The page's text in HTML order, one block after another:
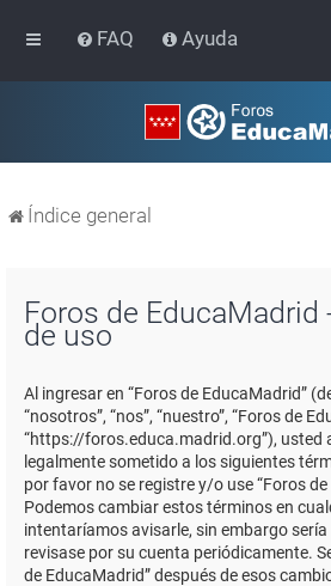
FAQ Ayuda
Índice general
Foros de EducaMadrid
de uso
Al ingresar en “Foros de EducaMadrid”
“nosotros”, “nos”, “nuestro”, “Foros de
“https://foros.educa.madrid.org”), usted
legalmente sometido a los siguientes
por favor no se registre y/o use “Foros
Podemos cambiar estos términos en
intentaríamos avisarle, sin embargo
revisase por su cuenta periódicamente.
de EducaMadrid” después de esos